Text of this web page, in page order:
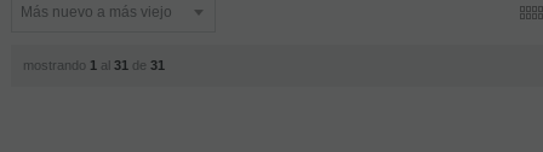
mostrando 1 al 31 de 31